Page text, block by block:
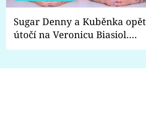
Sugar Denny a Kuběnka opět
útočí na Veronicu Biasiol.
Proč je podle nich falešná a